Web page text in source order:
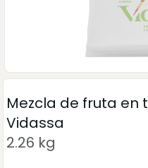
Mezcla de fruta en
Vidassa
2.26 kg